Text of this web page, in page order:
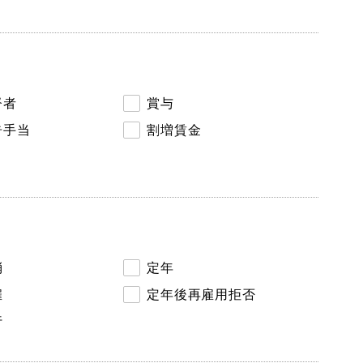
者
賞与
当
割増賃金
定年
定年後再雇用拒否